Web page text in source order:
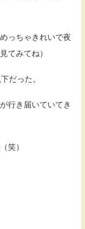
っちゃきれいで夜
てみてね）
だった。
行き届いていてき
笑）